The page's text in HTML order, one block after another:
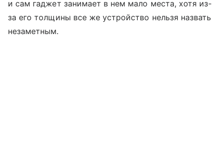
и сам гаджет занимает в нем мало места, хотя из-
за его толщины все же устройство нельзя назвать
незаметным.